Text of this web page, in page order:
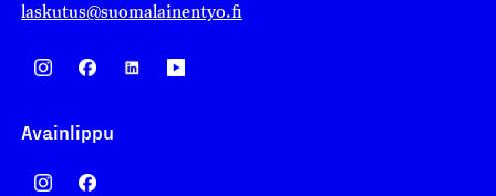
laskutus@suomalainentyo.fi
Avainlippu